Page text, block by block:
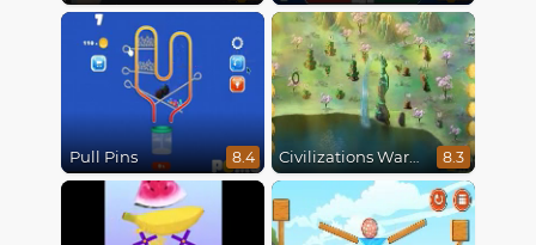
Pull Pins 8.4 Civilizations Wars Master Edition 8.3